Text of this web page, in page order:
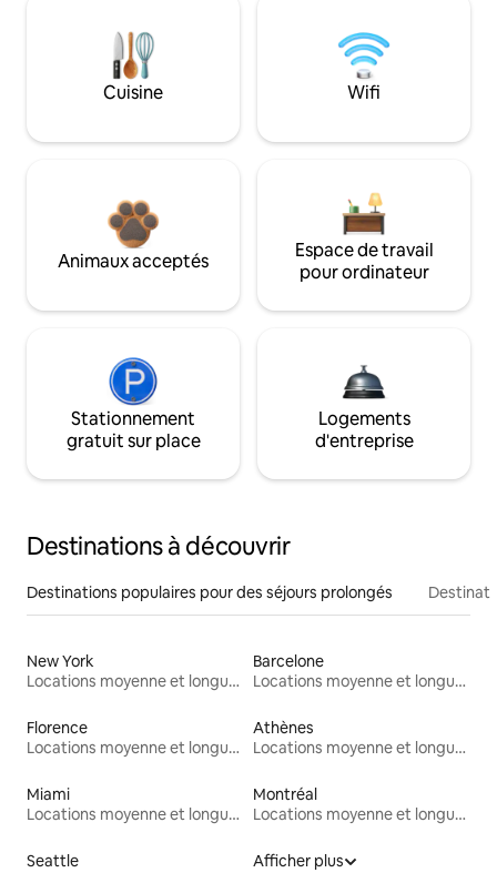
Cuisine Wifi
Animaux acceptés
Espace de travail
pour ordinateur
Stationnement
gratuit sur place
Logements
d'entreprise
Destinations à découvrir
Destinations populaires pour des séjours prolongés
New York
Locations moyenne et longue durée
Barcelone
Locations moyenne et longue durée
Florence
Locations moyenne et longue durée
Athènes
Locations moyenne et longue durée
Miami
Locations moyenne et longue durée
Montréal
Locations moyenne et longue durée
Seattle
Afficher plus